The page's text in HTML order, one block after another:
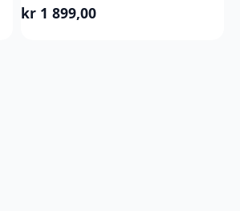
kr 1 899,00